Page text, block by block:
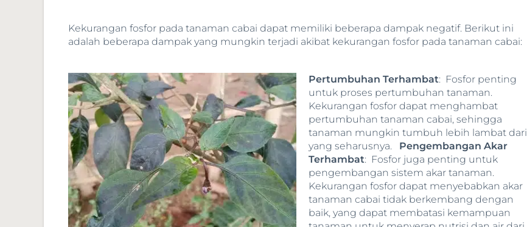
Kekurangan fosfor pada tanaman cabai dapat memiliki beberapa dampak negatif. Berikut ini
adalah beberapa dampak yang mungkin terjadi akibat kekurangan fosfor pada tanaman cabai:
Pertumbuhan Terhambat: Fosfor penting
untuk proses pertumbuhan tanaman.
Kekurangan fosfor dapat menghambat
pertumbuhan tanaman cabai, sehingga
tanaman mungkin tumbuh lebih lambat dari
yang seharusnya. Pengembangan Akar
Terhambat: Fosfor juga penting untuk
pengembangan sistem akar tanaman.
Kekurangan fosfor dapat menyebabkan akar
tanaman cabai tidak berkembang dengan
baik, yang dapat membatasi kemampuan